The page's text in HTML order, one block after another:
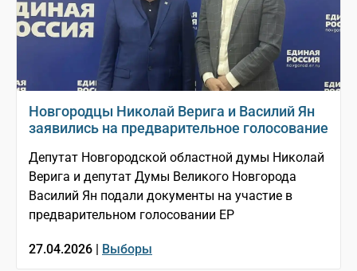
Новгородцы Николай Верига и Василий Ян
заявились на предварительное голосование
Депутат Новгородской областной думы Николай
Верига и депутат Думы Великого Новгорода
Василий Ян подали документы на участие в
предварительном голосовании ЕР
27.04.2026 | Выборы